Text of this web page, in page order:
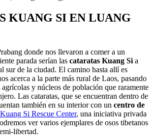
KUANG SI EN LUANG
donde nos llevaron a comer a un
parada serían las cataratas Kuang Si a
sur de la ciudad. El camino hasta allí es
acerca a la parte más rural de Laos, pasando
agrícolas y núcleos de población que raramente
Las cataratas, que se encuentran dentro de
también en su interior con un centro de
Si Rescue Center, una iniciativa privada
ver varios ejemplares de osos tibetanos
libertad.